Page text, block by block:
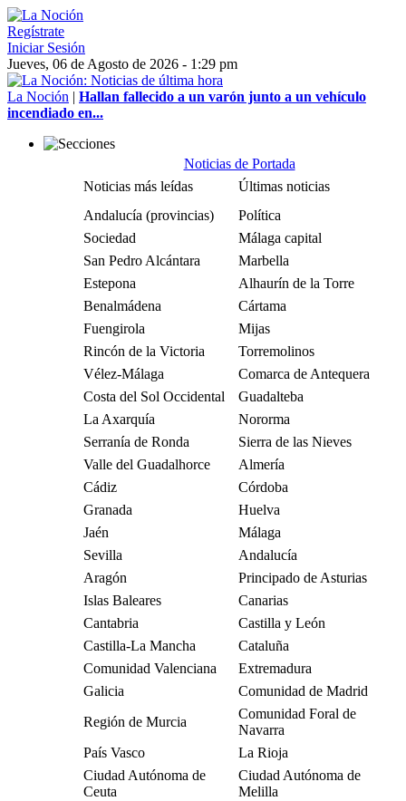
Regístrate
Iniciar Sesión
Jueves, 06 de Agosto de 2026 - 1:29 pm
La Noción | Hallan fallecido a un varón junto a un vehículo
incendiado en...
Noticias de Portada
Noticias más leídas
Últimas noticias
Andalucía (provincias)
Política
Sociedad
Málaga capital
San Pedro Alcántara
Marbella
Estepona
Alhaurín de la Torre
Benalmádena
Cártama
Fuengirola
Mijas
Rincón de la Victoria
Torremolinos
Vélez-Málaga
Comarca de Antequera
Costa del Sol Occidental
Guadalteba
La Axarquía
Nororma
Serranía de Ronda
Sierra de las Nieves
Valle del Guadalhorce
Almería
Cádiz
Córdoba
Granada
Huelva
Jaén
Málaga
Sevilla
Andalucía
Aragón
Principado de Asturias
Islas Baleares
Canarias
Cantabria
Castilla y León
Castilla-La Mancha
Cataluña
Comunidad Valenciana
Extremadura
Galicia
Comunidad de Madrid
Región de Murcia
Comunidad Foral de
Navarra
País Vasco
La Rioja
Ciudad Autónoma de
Ceuta
Ciudad Autónoma de
Melilla